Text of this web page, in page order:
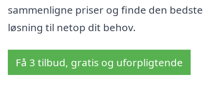
sammenligne priser og finde den bedste
løsning til netop dit behov.
Få 3 tilbud, gratis og uforpligtende